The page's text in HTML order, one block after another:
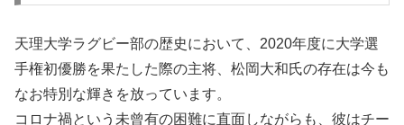
天理大学ラグビー部の歴史において、2020年度に大学選
手権初優勝を果たした際の主将、松岡大和氏の存在は今も
なお特別な輝きを放っています。
コロナ禍という未曾有の困難に直面しながらも、彼はチー